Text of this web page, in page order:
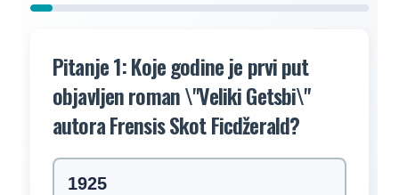
Pitanje 1: Koje godine je prvi put
objavljen roman \"Veliki Getsbi\"
autora Frensis Skot Ficdžerald?
1925